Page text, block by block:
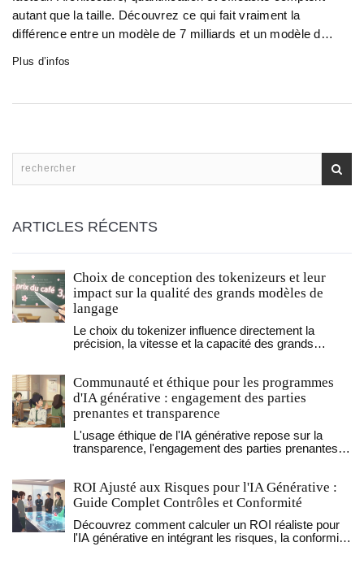
autant que la taille. Découvrez ce qui fait vraiment la
différence entre un modèle de 7 milliards et un modèle de 2
Plus d’infos
ARTICLES RÉCENTS
Choix de conception des tokenizeurs et leur
impact sur la qualité des grands modèles de
langage
Le choix du tokenizer influence directement la
précision, la vitesse et la capacité des grands
mauvaise configuration peut réduire la performance
de 15 %.
Communauté et éthique pour les programmes
d'IA générative : engagement des parties
prenantes et transparence
L'usage éthique de l'IA générative repose sur la
transparence, l'engagement des parties prenantes et
principes en 2025.
ROI Ajusté aux Risques pour l'IA Générative :
Guide Complet Contrôles et Conformité
Découvrez comment calculer un ROI réaliste pour
l'IA générative en intégrant les risques, la conformité